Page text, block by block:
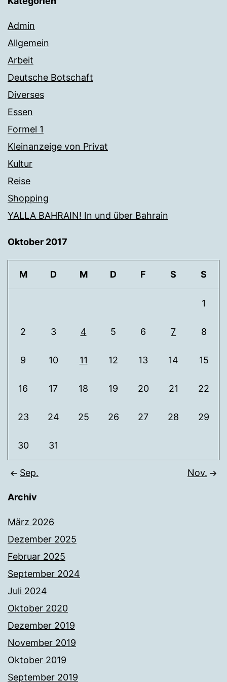
Admin
Allgemein
Arbeit
Deutsche Botschaft
Diverses
Essen
Formel 1
Kleinanzeige von Privat
Kultur
Reise
Shopping
YALLA BAHRAIN! In und über Bahrain
Oktober 2017
M D M D F S S
1
2 3 4 5 6 7 8
9 10 11 12 13 14 15
16 17 18 19 20 21 22
23 24 25 26 27 28 29
30 31
Sep. Nov.
Archiv
März 2026
Dezember 2025
Februar 2025
September 2024
Juli 2024
Oktober 2020
Dezember 2019
November 2019
Oktober 2019
September 2019